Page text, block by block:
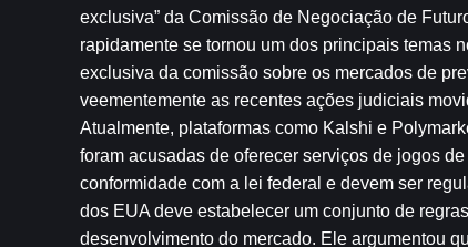
exclusiva” da Comissão de Negociação de
rapidamente se tornou um dos principais temas
exclusiva da comissão sobre os mercados de
veementemente as recentes ações judiciais
Atualmente, plataformas como Kalshi e
foram acusadas de oferecer serviços de jogos
conformidade com a lei federal e devem ser
dos EUA deve estabelecer um conjunto de
desenvolvimento do mercado. Ele argumentou